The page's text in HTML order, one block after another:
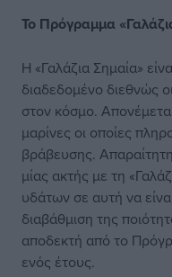
Το Πρόγραμμα
Η «Γαλάζια Σημαία»
διαδεδομένο διεθνώς
στον κόσμο.
μαρίνες οι οποίες
βράβευσης.
μίας ακτής με τη
υδάτων σε αυτή να
διαβάθμιση της
αποδεκτή από το
ενός έτους.